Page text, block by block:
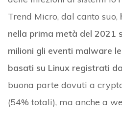
Trend Micro, dal canto suo,
nella prima metà del 2021
milioni gli eventi malware
basati su Linux registrati
buona parte dovuti a
(54% totali), ma anche a